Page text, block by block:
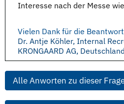
Interesse nach der Messe
Vielen Dank für die
Dr. Antje Köhler, Internal
KRONGAARD AG, Deutschland
Alle Anworten zu dieser